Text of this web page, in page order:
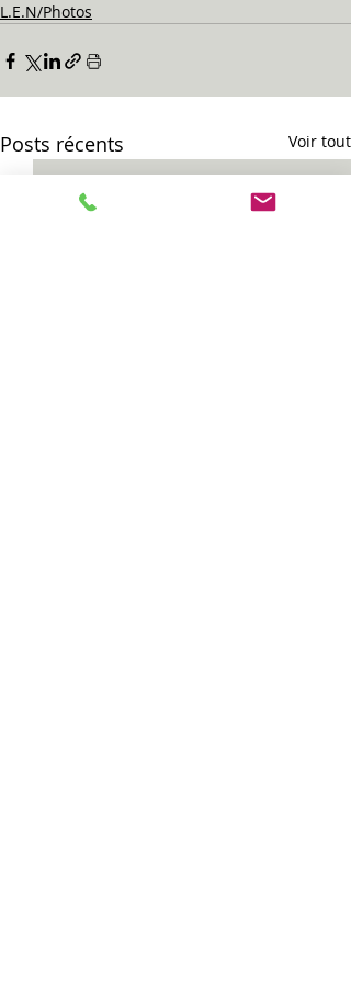
L.E.N/Photos
Posts récents Voir tout